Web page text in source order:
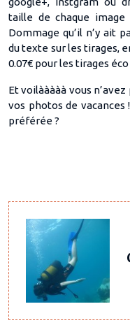
taille de chaque
Dommage qu’il n’y ait
du texte sur les tirages,
0.07€ pour les tirages
Et voilààààà vous
vos photos de
préférée ?